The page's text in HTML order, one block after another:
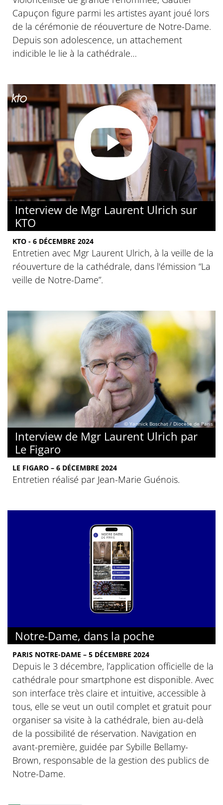
Capuçon figure parmi les artistes ayant joué lors
de la cérémonie de réouverture de Notre-Dame.
Depuis son adolescence, un attachement
indicible le lie à la cathédrale…
Interview de Mgr Laurent Ulrich sur
KTO
KTO - 6 DÉCEMBRE 2024
Entretien avec Mgr Laurent Ulrich, à la veille de la
réouverture de la cathédrale, dans l'émission “La
veille de Notre-Dame”.
© Yannick Boschat / Diocèse de Paris
Interview de Mgr Laurent Ulrich par
Le Figaro
LE FIGARO – 6 DÉCEMBRE 2024
Entretien réalisé par Jean-Marie Guénois.
Notre-Dame, dans la poche
PARIS NOTRE-DAME – 5 DÉCEMBRE 2024
Depuis le 3 décembre, l’application officielle de la
cathédrale pour smartphone est disponible. Avec
son interface très claire et intuitive, accessible à
tous, elle se veut un outil complet et gratuit pour
organiser sa visite à la cathédrale, bien au-delà
de la possibilité de réservation. Navigation en
avant-première, guidée par Sybille Bellamy-
Brown, responsable de la gestion des publics de
Notre-Dame.